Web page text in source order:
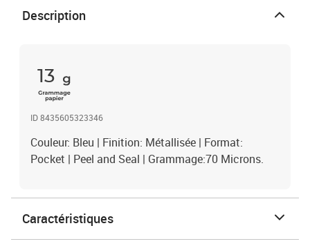
Description
13
ID 8435605323346
Couleur: Bleu | Finition: Métallisée | Format:
Pocket | Peel and Seal | Grammage:70 Microns.
Caractéristiques